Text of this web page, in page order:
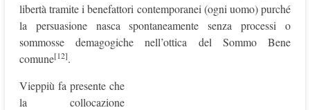
libertà tramite i benefattori contemporanei (ogni uomo) purché
la persuasione nasca spontaneamente senza processi o
sommosse demagogiche nell’ottica del Sommo Bene
comune[12].
Vieppiù fa presente che
la collocazione